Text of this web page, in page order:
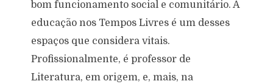
bom funcionamento social e comunitário. A
educação nos Tempos Livres é um desses
espaços que considera vitais.
Profissionalmente, é professor de
Literatura, em origem, e, mais, na